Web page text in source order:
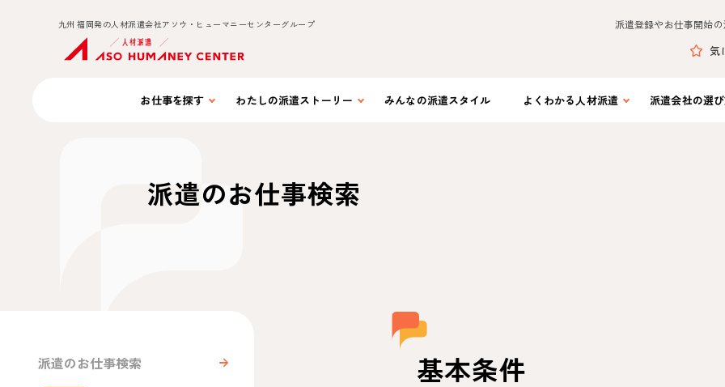
九州 福岡発の人材派遣会社アソウ・ヒューマニーセンターグループ 派遣登録やお仕事開始
気
お仕事を探す わたしの派遣ストーリー みんなの派遣スタイル よくわかる 人材派遣 派遣会社の選
派遣のお仕事検索
派遣のお仕事検索 基本条件